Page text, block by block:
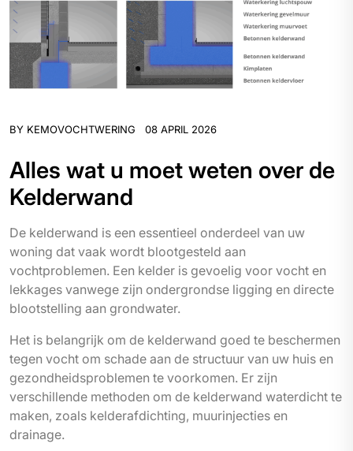
BY KEMOVOCHTWERING 08 APRIL 2026
Alles wat u moet weten over de
Kelderwand
De kelderwand is een essentieel onderdeel van uw
woning dat vaak wordt blootgesteld aan
vochtproblemen. Een kelder is gevoelig voor vocht en
lekkages vanwege zijn ondergrondse ligging en directe
blootstelling aan grondwater.
Het is belangrijk om de kelderwand goed te beschermen
tegen vocht om schade aan de structuur van uw huis en
gezondheidsproblemen te voorkomen. Er zijn
verschillende methoden om de kelderwand waterdicht te
maken, zoals kelderafdichting, muurinjecties en
drainage.